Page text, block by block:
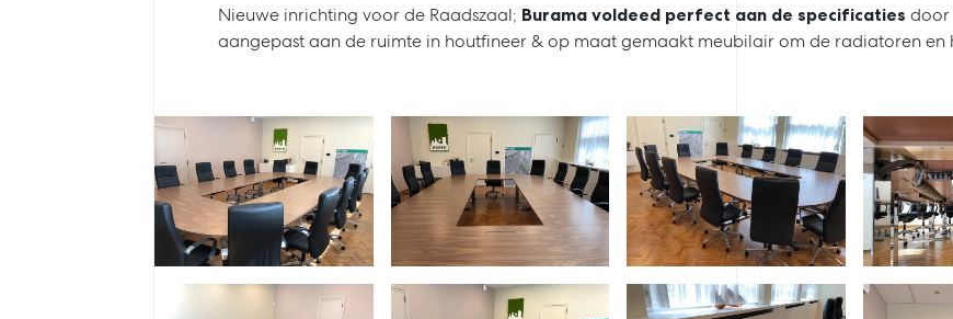
Nieuwe inrichting voor de Raadszaal; Burama voldeed perfect aan de specificaties door
aangepast aan de ruimte in houtfineer & op maat gemaakt meubilair om de radiatoren en